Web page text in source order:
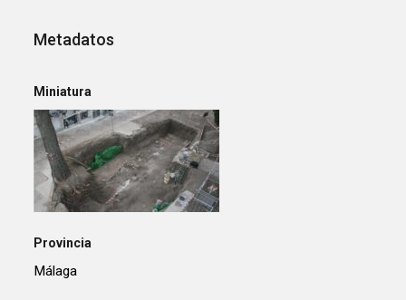
Metadatos
Miniatura
Provincia
Málaga